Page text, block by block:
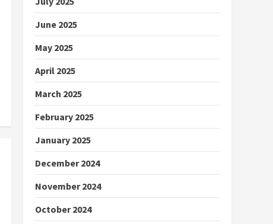
June 2025
May 2025
April 2025
March 2025
February 2025
January 2025
December 2024
November 2024
October 2024